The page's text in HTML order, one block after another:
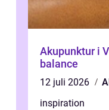
Akupunktur i
balance
12 juli 2026
inspiration